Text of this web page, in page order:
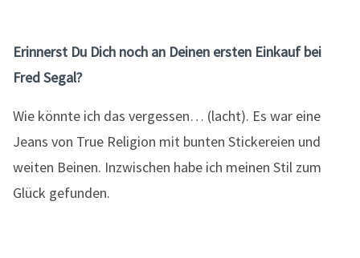
Erinnerst Du Dich noch an Deinen ersten Einkauf bei
Fred Segal?
Wie könnte ich das vergessen… (lacht). Es war eine
Jeans von True Religion mit bunten Stickereien und
weiten Beinen. Inzwischen habe ich meinen Stil zum
Glück gefunden.